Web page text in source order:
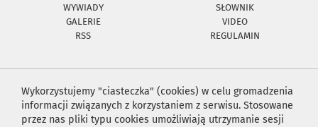
WYWIADY
SŁOWNIK
GALERIE
VIDEO
RSS
REGULAMIN
Wykorzystujemy "ciasteczka" (cookies) w celu gromadzenia
informacji związanych z korzystaniem z serwisu. Stosowane
przez nas pliki typu cookies umożliwiają utrzymanie sesji